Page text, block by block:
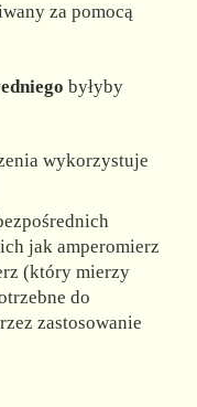
za pomocą
byłyby
wykorzystuje
jak amperomierz
(który mierzy
do
zastosowanie